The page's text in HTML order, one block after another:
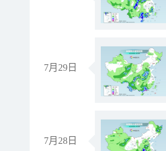
7月29日
7月28日